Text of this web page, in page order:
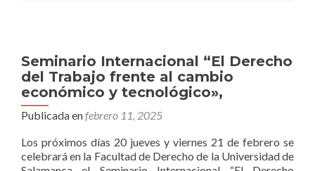
MÁSTER
EN
DERECHO
TRABAJO
RELACIONES
LABORALES
Seminario Internacional “El Derecho
del Trabajo frente al cambio
económico y tecnológico»,
Publicada enfebrero 11, 2025
Los próximos días 20 jueves y viernes 21 de febrero se
celebrará en la Facultad de Derecho de la Universidad de